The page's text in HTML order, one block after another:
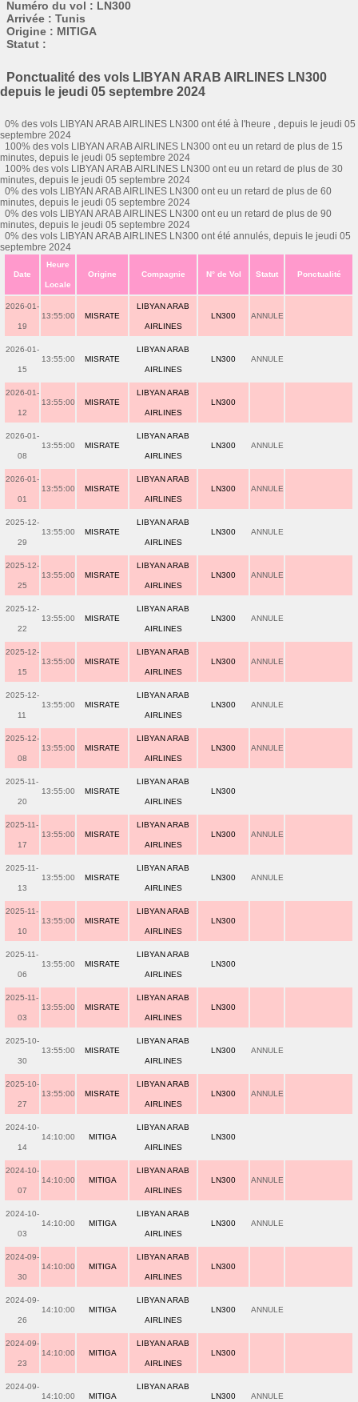
Numéro du vol : LN300
Arrivée : Tunis
Origine : MITIGA
Statut :
Ponctualité des vols LIBYAN ARAB AIRLINES LN300
depuis le jeudi 05 septembre 2024
0% des vols LIBYAN ARAB AIRLINES LN300 ont été à l'heure , depuis le jeudi 05
septembre 2024
100% des vols LIBYAN ARAB AIRLINES LN300 ont eu un retard de plus de 15
minutes, depuis le jeudi 05 septembre 2024
100% des vols LIBYAN ARAB AIRLINES LN300 ont eu un retard de plus de 30
minutes, depuis le jeudi 05 septembre 2024
0% des vols LIBYAN ARAB AIRLINES LN300 ont eu un retard de plus de 60
minutes, depuis le jeudi 05 septembre 2024
0% des vols LIBYAN ARAB AIRLINES LN300 ont eu un retard de plus de 90
minutes, depuis le jeudi 05 septembre 2024
0% des vols LIBYAN ARAB AIRLINES LN300 ont été annulés, depuis le jeudi 05
septembre 2024
Date
Heure
Locale
Origine Compagnie N° de Vol Statut Ponctualité
2026-01-
19
13:55:00 MISRATE
LIBYAN ARAB
AIRLINES
LN300 ANNULE
2026-01-
15
13:55:00 MISRATE
LIBYAN ARAB
AIRLINES
LN300 ANNULE
2026-01-
12
13:55:00 MISRATE
LIBYAN ARAB
AIRLINES
LN300
2026-01-
08
13:55:00 MISRATE
LIBYAN ARAB
AIRLINES
LN300 ANNULE
2026-01-
01
13:55:00 MISRATE
LIBYAN ARAB
AIRLINES
LN300 ANNULE
2025-12-
29
13:55:00 MISRATE
LIBYAN ARAB
AIRLINES
LN300 ANNULE
2025-12-
25
13:55:00 MISRATE
LIBYAN ARAB
AIRLINES
LN300 ANNULE
2025-12-
22
13:55:00 MISRATE
LIBYAN ARAB
AIRLINES
LN300 ANNULE
2025-12-
15
13:55:00 MISRATE
LIBYAN ARAB
AIRLINES
LN300 ANNULE
2025-12-
11
13:55:00 MISRATE
LIBYAN ARAB
AIRLINES
LN300 ANNULE
2025-12-
08
13:55:00 MISRATE
LIBYAN ARAB
AIRLINES
LN300 ANNULE
2025-11-
20
13:55:00 MISRATE
LIBYAN ARAB
AIRLINES
LN300
2025-11-
17
13:55:00 MISRATE
LIBYAN ARAB
AIRLINES
LN300 ANNULE
2025-11-
13
13:55:00 MISRATE
LIBYAN ARAB
AIRLINES
LN300 ANNULE
2025-11-
10
13:55:00 MISRATE
LIBYAN ARAB
AIRLINES
LN300
2025-11-
06
13:55:00 MISRATE
LIBYAN ARAB
AIRLINES
LN300
2025-11-
03
13:55:00 MISRATE
LIBYAN ARAB
AIRLINES
LN300
2025-10-
30
13:55:00 MISRATE
LIBYAN ARAB
AIRLINES
LN300 ANNULE
2025-10-
27
13:55:00 MISRATE
LIBYAN ARAB
AIRLINES
LN300 ANNULE
2024-10-
14
14:10:00 MITIGA
LIBYAN ARAB
AIRLINES
LN300
2024-10-
07
14:10:00 MITIGA
LIBYAN ARAB
AIRLINES
LN300 ANNULE
2024-10-
03
14:10:00 MITIGA
LIBYAN ARAB
AIRLINES
LN300 ANNULE
2024-09-
30
14:10:00 MITIGA
LIBYAN ARAB
AIRLINES
LN300
2024-09-
26
14:10:00 MITIGA
LIBYAN ARAB
AIRLINES
LN300 ANNULE
2024-09-
23
14:10:00 MITIGA
LIBYAN ARAB
AIRLINES
LN300
2024-09-
14:10:00
MITIGA
LIBYAN ARAB
LN300
ANNULE